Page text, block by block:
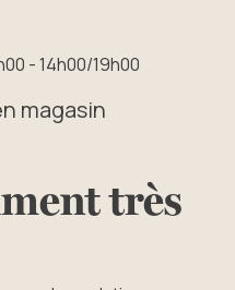
- 14h00/19h00
magasin
très